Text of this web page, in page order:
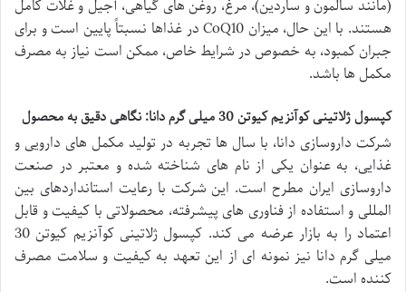
(مانند سالمون و ساردین)، مرغ، روغن های گیاهی، آجیل و غلات کامل
هستند. با این حال، میزان CoQ10 در غذاها نسبتاً پایین است و برای
جبران کمبود، به خصوص در شرایط خاص، ممکن است نیاز به مصرف
مکمل ها باشد.
کپسول ژلاتینی کوآنزیم کیوتن 30 میلی گرم دانا: نگاهی دقیق به محصول
شرکت داروسازی دانا، با سال ها تجربه در تولید مکمل های دارویی و
غذایی، به عنوان یکی از نام های شناخته شده و معتبر در صنعت
داروسازی ایران مطرح است. این شرکت با رعایت استانداردهای بین
المللی و استفاده از فناوری های پیشرفته، محصولاتی با کیفیت و قابل
اعتماد را به بازار عرضه می کند. کپسول ژلاتینی کوآنزیم کیوتن 30
میلی گرم دانا نیز نمونه ای از این تعهد به کیفیت و سلامت مصرف
کننده است.